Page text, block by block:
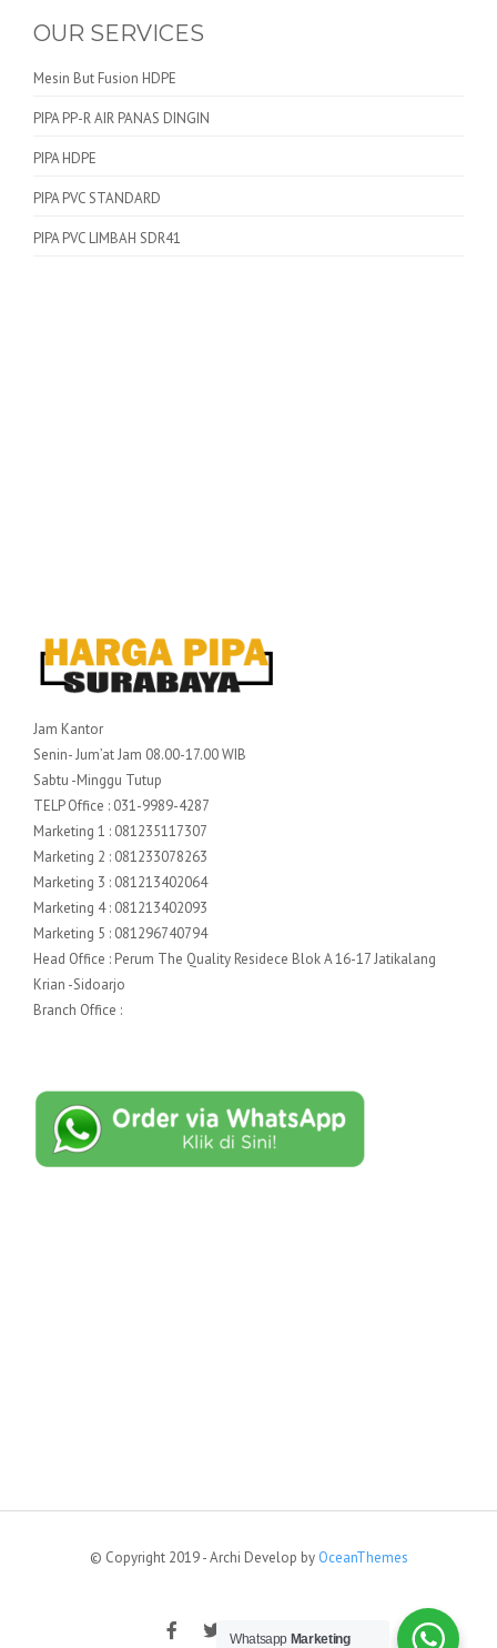
OUR SERVICES
Mesin But Fusion HDPE
PIPA PP-R AIR PANAS DINGIN
PIPA HDPE
PIPA PVC STANDARD
PIPA PVC LIMBAH SDR41
Jam Kantor
Senin- Jum’at Jam 08.00-17.00 WIB
Sabtu -Minggu Tutup
TELP Office : 031-9989-4287
Marketing 1 : 081235117307
Marketing 2 : 081233078263
Marketing 3 : 081213402064
Marketing 4 : 081213402093
Marketing 5 : 081296740794
Head Office : Perum The Quality Residece Blok A 16-17 Jatikalang
Krian -Sidoarjo
Branch Office :
© Copyright 2019 - Archi Develop by OceanThemes
Whatsapp Marketing